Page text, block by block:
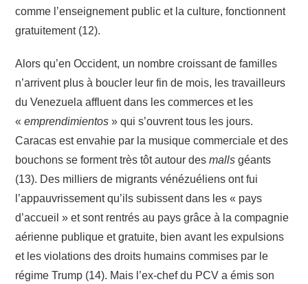
comme l’enseignement public et la culture, fonctionnent
gratuitement (12).
Alors qu’en Occident, un nombre croissant de familles
n’arrivent plus à boucler leur fin de mois, les travailleurs
du Venezuela affluent dans les commerces et les
«emprendimientos » qui s’ouvrent tous les jours.
Caracas est envahie par la musique commerciale et des
bouchons se forment très tôt autour desmalls géants
(13). Des milliers de migrants vénézuéliens ont fui
l’appauvrissement qu’ils subissent dans les « pays
d’accueil » et sont rentrés au pays grâce à la compagnie
aérienne publique et gratuite, bien avant les expulsions
et les violations des droits humains commises par le
régime Trump (14). Mais l’ex-chef du PCV a émis son